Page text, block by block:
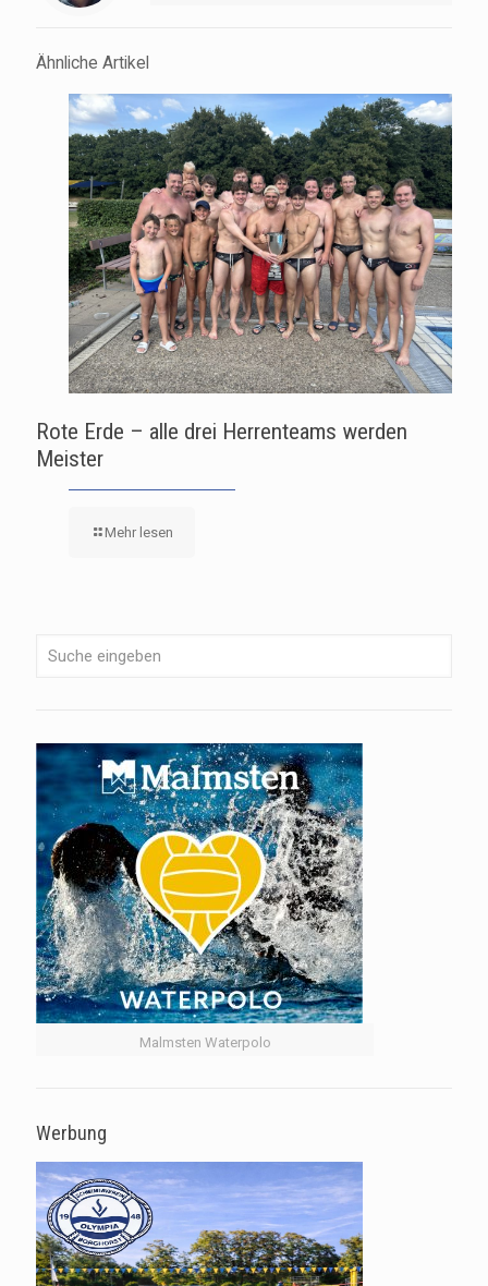
Ähnliche Artikel
Rote Erde – alle drei Herrenteams werden
Meister
Mehr lesen
Malmsten Waterpolo
Werbung